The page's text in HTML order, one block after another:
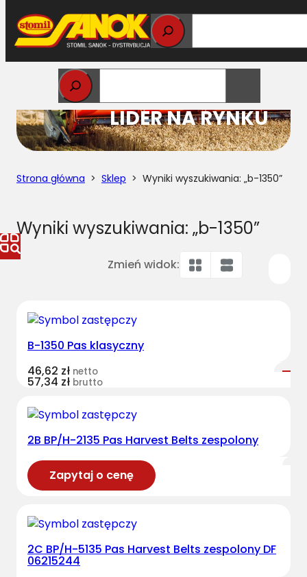
Przejdź
do
treści
STOMIL
LIDER NA RYNKU
Strona główna > Sklep > Wyniki wyszukiwania: „b-1350”
Wyniki wyszukiwania: „b-1350”
Zmień widok:
B-1350 Pas klasyczny
46,62 zł netto
57,34 zł brutto
2B BP/H-2135 Pas Harvest Belts zespolony
Zapytaj o cenę
2C BP/H-5135 Pas Harvest Belts zespolony DF
06215244